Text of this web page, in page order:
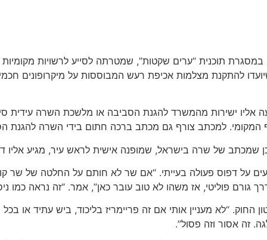
תוכנית “ערים שקטות”, שמטרתה לסייע לרשויות
לרשות סיוע תקציבי של כ־750 אלף שקלים, שיועדו להתקנת מצלמות אכיפת רעש
על הזכייה לא הגיעה אליו ישירות מהמשרד להגנת הסביבה או מלשכת
המקומי. למכתב צורף גם מכתב ברכה חתום בידי השרה להגנת
שמכתב של שרה בישראל, שמופנה אישית לראש עיר, מגיע
על דפוס פעולה בעייתי. “אם שר לא חותם על החלטה של שר
פוליטי, אז משהו לא טוב עובר כאן”, אמר. “זה נראה כמו
החוק. “לא מעניין אותי אם זה פריימריז בליכוד, ביש עתיד או
זה אסור וזה פסול”.